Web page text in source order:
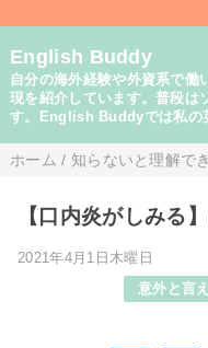
English Buddy
自分の海外経験や外資系で働
現を紹介しています。普段は
す。English Buddyでは私の
ホーム / 知らないと理解で
【口内炎がしみる
2021年4月1日木曜日
意外と言